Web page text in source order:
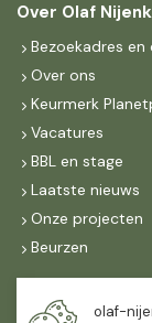
Over Olaf
Bezoekadres
Over ons
Keurmerk
Vacatures
BBL en stage
Laatste nieuws
Onze projecten
Beurzen
Maandag t/m
olaf-